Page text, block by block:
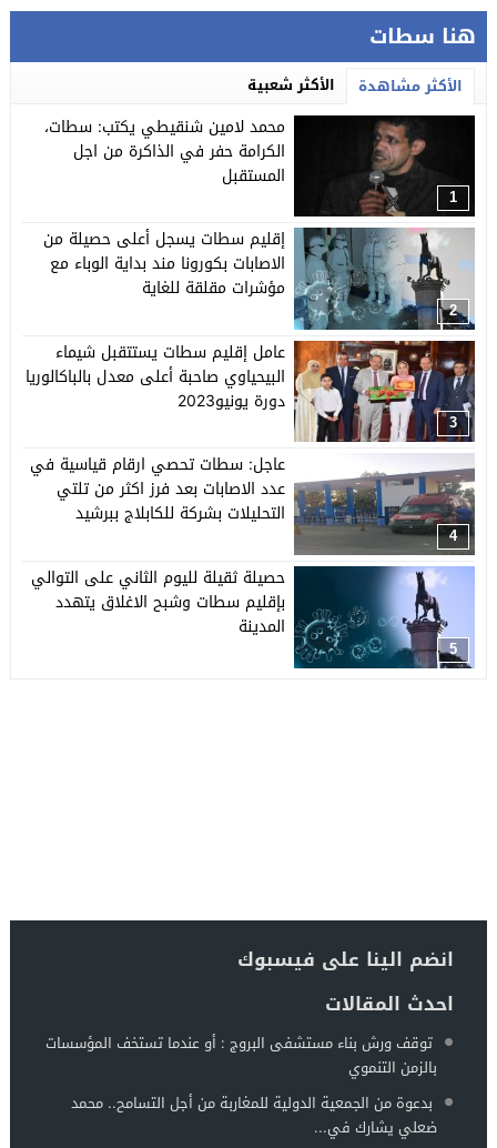
هنا سطات
الأكثر مشاهدة الأكثر شعبية
1
محمد لامين شنقيطي يكتب: سطات،
الكرامة حفر في الذاكرة من اجل
المستقبل
2
إقليم سطات يسجل أعلى حصيلة من
الاصابات بكورونا مند بداية الوباء مع
مؤشرات مقلقة للغاية
3
عامل إقليم سطات يستتقبل شيماء
البيحياوي صاحبة أعلى معدل بالباكالوريا
دورة يونيو2023
4
عاجل: سطات تحصي ارقام قياسية في
عدد الاصابات بعد فرز اكثر من تلتي
التحليلات بشركة للكابلاج ببرشيد
5
حصيلة ثقيلة لليوم الثاني على التوالي
بإقليم سطات وشبح الاغلاق يتهدد
المدينة
انضم الينا على فيسبوك
احدث المقالات
توقف ورش بناء مستشفى البروج : أو عندما تستخف المؤسسات
بالزمن التنموي
بدعوة من الجمعية الدولية للمغاربة من أجل التسامح.. محمد
ضعلي يشارك في...